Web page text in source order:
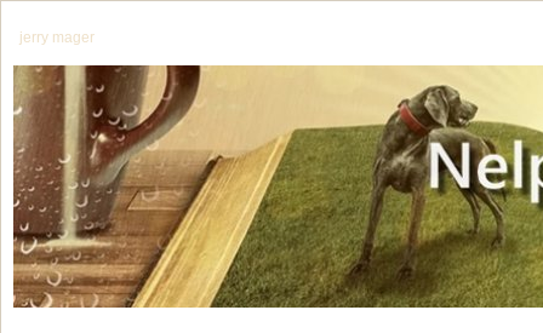
jerry mager